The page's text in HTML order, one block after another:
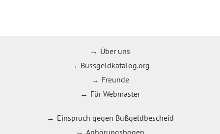
Über uns
Bussgeldkatalog.org
Freunde
Für Webmaster
Einspruch gegen Bußgeldbescheid